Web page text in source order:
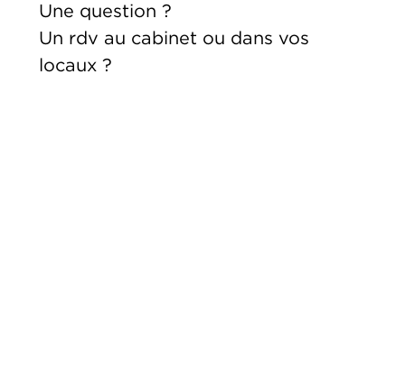
Une question ?
Un rdv au cabinet ou dans vos
locaux ?